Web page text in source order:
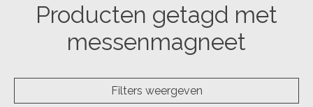
Producten getagd met
messenmagneet
Filters weergeven